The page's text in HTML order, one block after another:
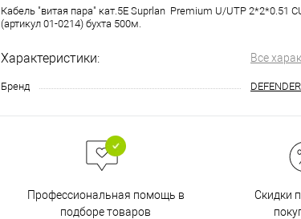
Кабель "витая пара" кат.5Е Suprlan Premium U/UTP 2*2*0.51
(артикул 01-0214) бухта 500м.
Характеристики: Все
Бренд DEFENDER
Профессиональная помощь в
подборе товаров
Скидки